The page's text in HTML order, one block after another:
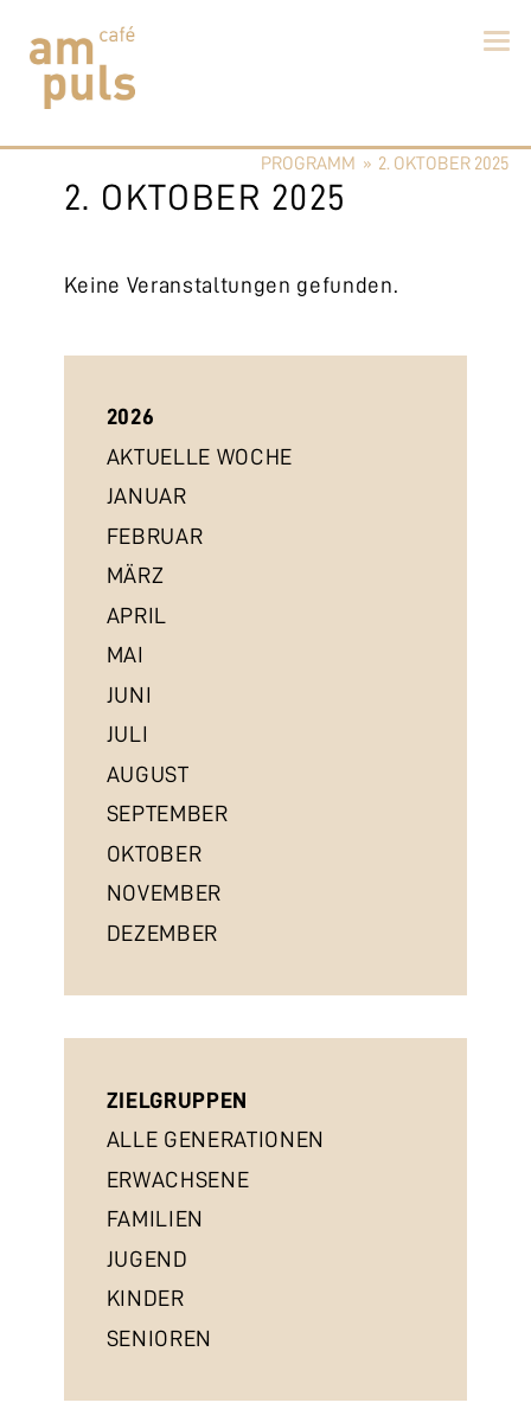
Cafe am Puls
Der beste Kaffee im Zollikerberg
PROGRAMM » 2. OKTOBER 2025
2. OKTOBER 2025
Keine Veranstaltungen gefunden.
2026
AKTUELLE WOCHE
JANUAR
FEBRUAR
MÄRZ
APRIL
MAI
JUNI
JULI
AUGUST
SEPTEMBER
OKTOBER
NOVEMBER
DEZEMBER
ZIELGRUPPEN
ALLE GENERATIONEN
ERWACHSENE
FAMILIEN
JUGEND
KINDER
SENIOREN